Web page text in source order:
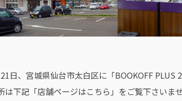
日、宮城県仙台市太白区に「BOOKOFF PLUS
は下記「店舗ページはこちら」をご覧下さいま